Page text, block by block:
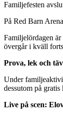
Familjefesten
På Red Barn
Familjelördagen
övergår i kväll
Prova, lek och
Under
dessutom på
Live på scen: